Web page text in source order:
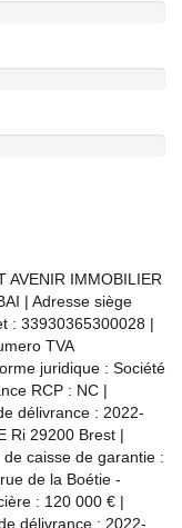
AVENIR IMMOBILIER
| Adresse siège
: 33930365300028 |
TVA
juridique : Société
RCP : NC |
délivrance : 2022-
Ri 29200 Brest |
caisse de garantie :
de la Boétie -
: 120 000 € |
délivrance : 2022-